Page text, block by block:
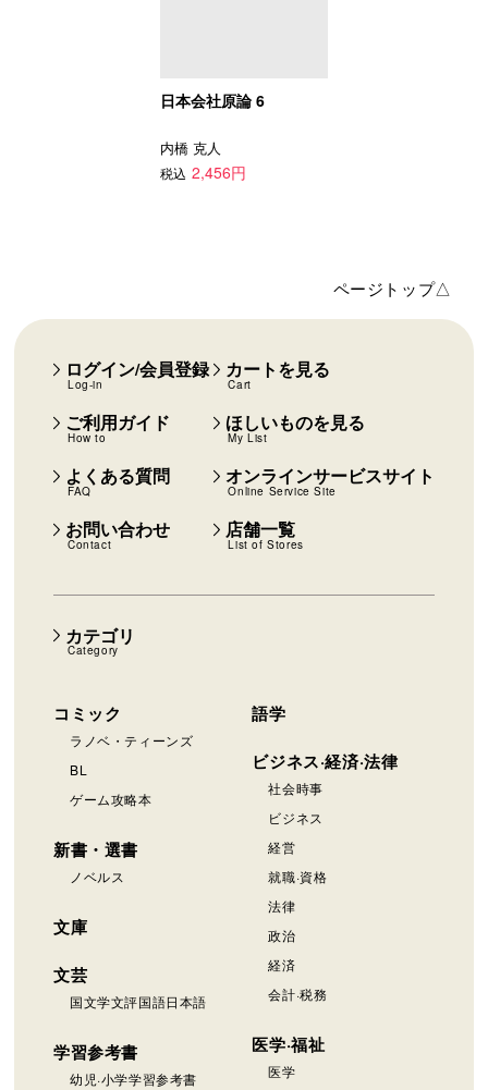
日本会社原論 6
内橋 克人
税込 2,456円
ページトップ△
カテゴリ
Category
コミック
ラノベ・ティーンズ
BL
ゲーム攻略本
新書・選書
ノベルス
文庫
文芸
国文学文評国語日本語
学習参考書
幼児·小学学習参考書
語学
ビジネス·経済·法律
社会時事
ビジネス
経営
就職·資格
法律
政治
経済
会計·税務
医学·福祉
医学
ログイン/会員登録
Log-in
カートを見る
Cart
ご利用ガイド
How to
ほしいものを見る
My List
よくある質問
FAQ
オンラインサービスサイト
Online Service Site
お問い合わせ
Contact
店舗一覧
List of Stores